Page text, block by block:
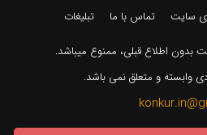
سایت تماس با ما تبلیغات
بدون اطلاع قبلی، ممنوع میباشد.
وابسته و متعلق نمی باشد.